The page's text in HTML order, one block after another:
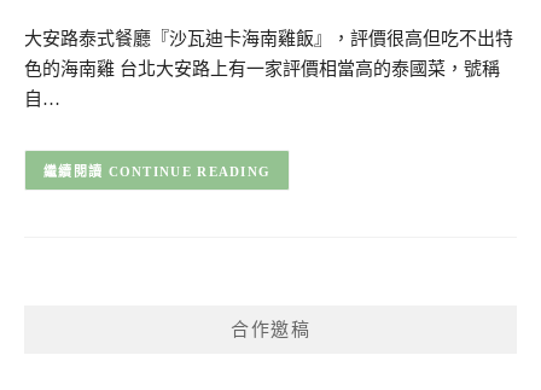
大安路泰式餐廳『沙瓦迪卡海南雞飯』，評價很高但吃不出特
色的海南雞 台北大安路上有一家評價相當高的泰國菜，號稱
自…
CONTINUE READING
合作邀稿